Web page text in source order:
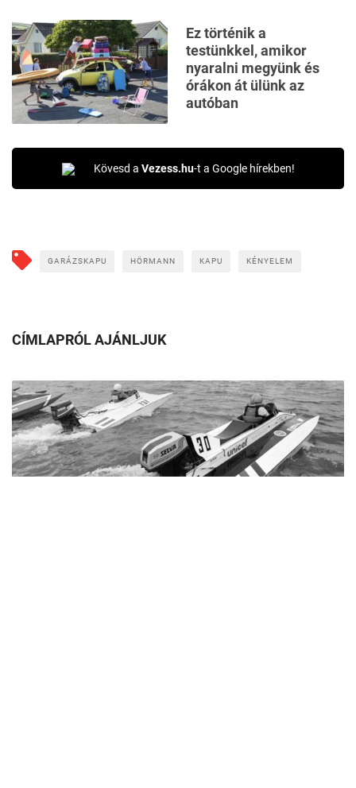
Ez történik a
testünkkel, amikor
nyaralni megyünk és
órákon át ülünk az
autóban
Kövesd a Vezess.hu-t a Google hírekben!
GARÁZSKAPU HÖRMANN KAPU KÉNYELEM
CÍMLAPRÓL AJÁNLJUK